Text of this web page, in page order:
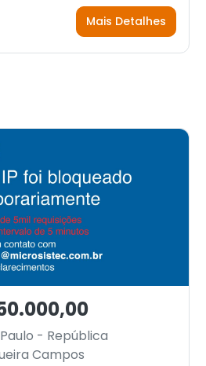
Mais Detalhes
- República
Campos